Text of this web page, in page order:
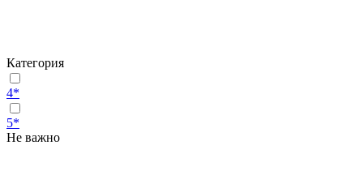
Категория
4*
5*
Не важно